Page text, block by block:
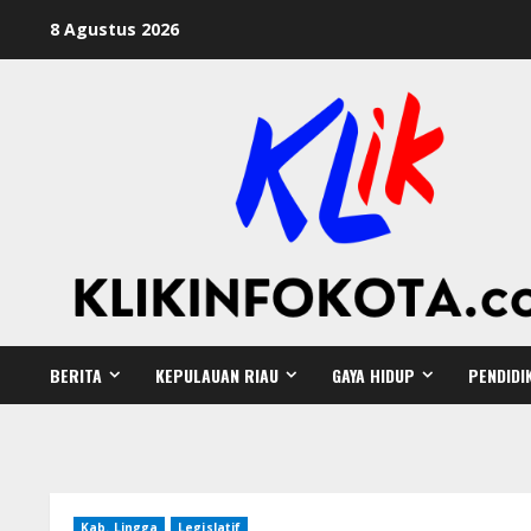
8 Agustus 2026
BERITA KEPULAUAN RIAU GAYA HIDUP
Kab. Lingga Legislatif